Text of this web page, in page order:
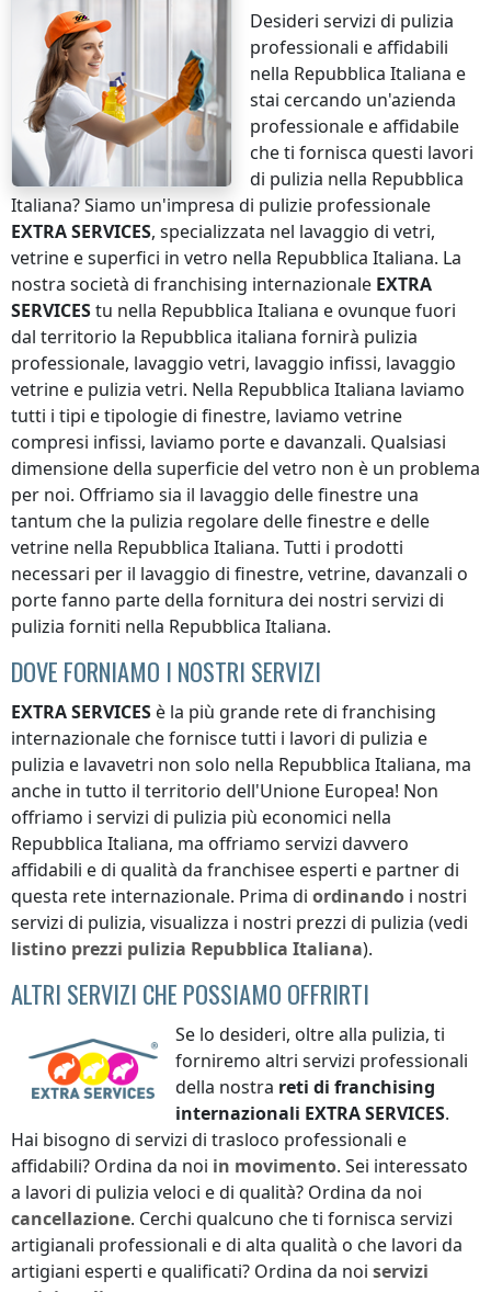
Desideri servizi di pulizia
professionali e affidabili
nella Repubblica Italiana e
stai cercando un'azienda
professionale e affidabile
che ti fornisca questi lavori
di pulizia nella Repubblica
Italiana? Siamo un'impresa di pulizie professionale
EXTRA SERVICES, specializzata nel lavaggio di vetri,
vetrine e superfici in vetro nella Repubblica Italiana. La
nostra società di franchising internazionale EXTRA
SERVICEStu nella Repubblica Italiana e ovunquefuori
dal territorio la Repubblica italiana fornirà pulizia
professionale, lavaggio vetri, lavaggio infissi, lavaggio
vetrine e pulizia vetri. Nella Repubblica Italiana laviamo
tutti i tipi e tipologie di finestre, laviamo vetrine
compresi infissi, laviamo porte e davanzali. Qualsiasi
dimensione della superficie del vetro non è un problema
per noi. Offriamo sia il lavaggio delle finestre una
tantum che la pulizia regolare delle finestre e delle
vetrine nella Repubblica Italiana. Tutti i prodotti
necessari per il lavaggio di finestre, vetrine, davanzali o
porte fanno parte della fornitura dei nostri servizi di
pulizia forniti nella Repubblica Italiana.
DOVE FORNIAMO I NOSTRI SERVIZI
EXTRA SERVICES è la più grande rete di franchising
internazionale che fornisce tutti i lavori di pulizia e
pulizia e lavavetri non solo nella Repubblica Italiana, ma
anche in tutto il territorio dell'Unione Europea! Non
offriamo i servizi di pulizia più economici nella
Repubblica Italiana, ma offriamo servizi davvero
affidabili e di qualità da franchisee esperti e partner di
questa rete internazionale. Prima di ordinando i nostri
servizi di pulizia, visualizza i nostri prezzi di pulizia (vedi
listino prezzi pulizia Repubblica Italiana).
ALTRI SERVIZI CHE POSSIAMO OFFRIRTI
Se lo desideri, oltre alla pulizia, ti
forniremo altri servizi professionali
della nostra reti di franchising
internazionali EXTRA SERVICES.
Hai bisogno di servizi di trasloco professionali e
affidabili? Ordina da noi in movimento. Sei interessato
a lavori di pulizia veloci e di qualità? Ordina da noi
cancellazione. Cerchi qualcuno che ti fornisca servizi
artigianali professionali e di alta qualità o che lavori da
artigiani esperti e qualificati? Ordina da noi servizi